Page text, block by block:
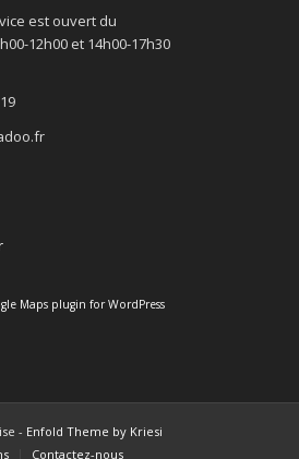
est ouvert du
12h00 et 14h00-17h30
Maps plugin for WordPress
- Enfold Theme by Kriesi
Contactez-nous